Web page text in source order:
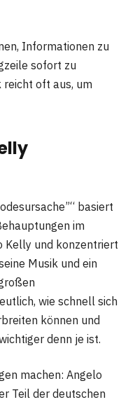
Informationen zu
sofort zu
reicht oft aus, um
basiert
im
Kelly und konzentriert
Musik und ein
wie schnell sich
können und
denn je ist.
machen: Angelo
Teil der deutschen